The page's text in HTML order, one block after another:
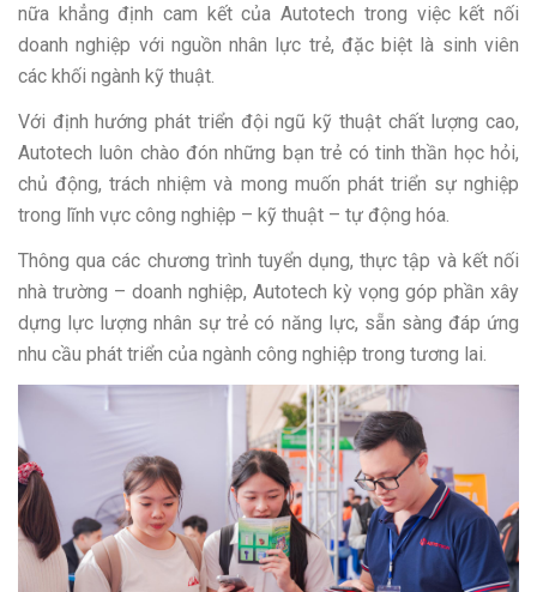
nữa khẳng định cam kết của Autotech trong việc kết nối
doanh nghiệp với nguồn nhân lực trẻ, đặc biệt là sinh viên
các khối ngành kỹ thuật.
Với định hướng phát triển đội ngũ kỹ thuật chất lượng cao,
Autotech luôn chào đón những bạn trẻ có tinh thần học hỏi,
chủ động, trách nhiệm và mong muốn phát triển sự nghiệp
trong lĩnh vực công nghiệp – kỹ thuật – tự động hóa.
Thông qua các chương trình tuyển dụng, thực tập và kết nối
nhà trường – doanh nghiệp, Autotech kỳ vọng góp phần xây
dựng lực lượng nhân sự trẻ có năng lực, sẵn sàng đáp ứng
nhu cầu phát triển của ngành công nghiệp trong tương lai.